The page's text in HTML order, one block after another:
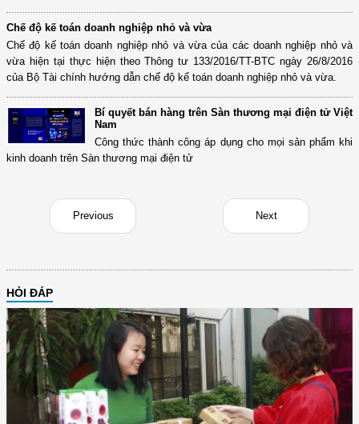
Chế độ kế toán doanh nghiệp nhỏ và vừa
Chế độ kế toán doanh nghiệp nhỏ và vừa của các doanh nghiệp nhỏ và
vừa hiện tại thực hiện theo Thông tư 133/2016/TT-BTC ngày 26/8/2016
của Bộ Tài chính hướng dẫn chế độ kế toán doanh nghiệp nhỏ và vừa.
Bí quyết bán hàng trên Sàn thương mại điện tử Việt
Nam
Công thức thành công áp dụng cho mọi sản phẩm khi
kinh doanh trên Sàn thương mại điện tử
Previous Next
HỎI ĐÁP